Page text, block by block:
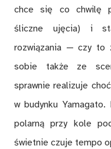
chce się co chwilę
śliczne ujęcia) i
rozwiązania — czy to
sobie także ze
sprawnie realizuje
w budynku
polarną przy kole
świetnie czuje tempo